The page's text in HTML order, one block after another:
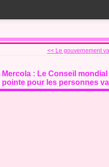
<< Le gouvernement
: Le Conseil
pointe pour les personnes